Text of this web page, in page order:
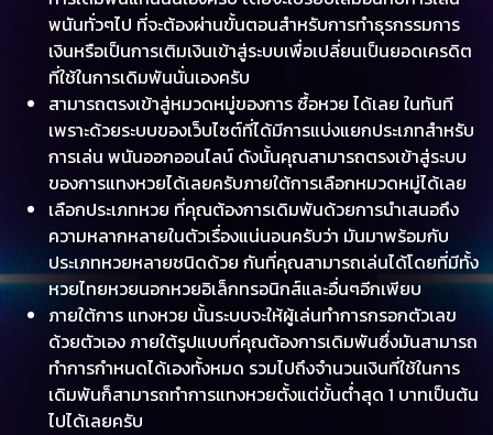
พนันทั่วๆไป ที่จะต้องผ่านขั้นตอนสำหรับการทำธุรกรรมการ
เงินหรือเป็นการเติมเงินเข้าสู่ระบบเพื่อเปลี่ยนเป็นยอดเครดิต
ที่ใช้ในการเดิมพันนั่นเองครับ
สามารถตรงเข้าสู่หมวดหมู่ของการ ซื้อหวย ได้เลย ในทันที
เพราะด้วยระบบของเว็บไซต์ที่ได้มีการแบ่งแยกประเภทสำหรับ
การเล่น พนันออกออนไลน์ ดังนั้นคุณสามารถตรงเข้าสู่ระบบ
ของการแทงหวยได้เลยครับภายใต้การเลือกหมวดหมู่ได้เลย
เลือกประเภทหวย ที่คุณต้องการเดิมพันด้วยการนำเสนอถึง
ความหลากหลายในตัวเรื่องแน่นอนครับว่า มันมาพร้อมกับ
ประเภทหวยหลายชนิดด้วย กันที่คุณสามารถเล่นได้โดยที่มีทั้ง
หวยไทยหวยนอกหวยอิเล็กทรอนิกส์และอื่นๆอีกเพียบ
ภายใต้การ แทงหวย นั้นระบบจะให้ผู้เล่นทำการกรอกตัวเลข
ด้วยตัวเอง ภายใต้รูปแบบที่คุณต้องการเดิมพันซึ่งมันสามารถ
ทำการกำหนดได้เองทั้งหมด รวมไปถึงจำนวนเงินที่ใช้ในการ
เดิมพันก็สามารถทำการแทงหวยตั้งแต่ขั้นต่ำสุด 1 บาทเป็นต้น
ไปได้เลยครับ